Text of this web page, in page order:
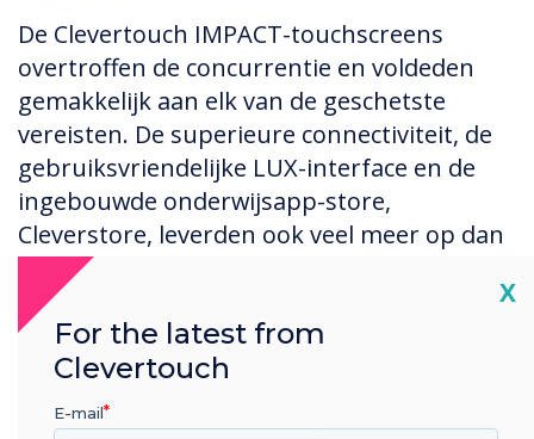
De Clevertouch IMPACT-touchscreens
overtroffen de concurrentie en voldeden
gemakkelijk aan elk van de geschetste
vereisten. De superieure connectiviteit, de
gebruiksvriendelijke LUX-interface en de
ingebouwde onderwijsapp-store,
Cleverstore, leverden ook veel meer op dan
alleen whiteboarden.
Daarnaast hebben extra functies geholpen
om de Clevertouch-oplossing te versterken,
zoals USB-C-ingangen die een enkele
kabelverbinding van de Chromebook naar
X
For the latest from
Clevertouch
E-mail